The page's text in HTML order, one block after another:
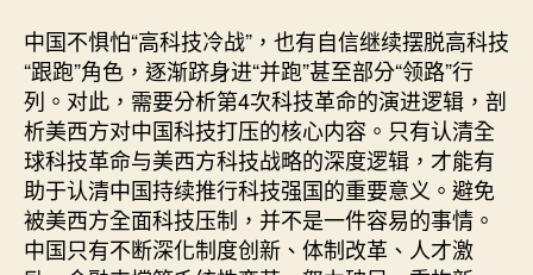
中国不惧怕“高科技冷战”，也有自信继续摆脱高科技
“跟跑”角色，逐渐跻身进“并跑”甚至部分“领路”行
列。对此，需要分析第4次科技革命的演进逻辑，剖
析美西方对中国科技打压的核心内容。只有认清全
球科技革命与美西方科技战略的深度逻辑，才能有
助于认清中国持续推行科技强国的重要意义。避免
被美西方全面科技压制，并不是一件容易的事情。
中国只有不断深化制度创新、体制改革、人才激